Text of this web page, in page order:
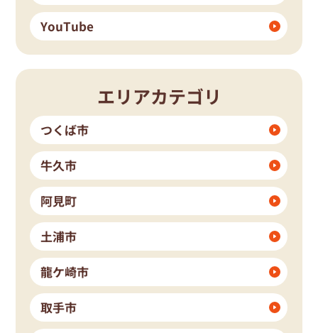
YouTube
エリアカテゴリ
つくば市
牛久市
阿見町
土浦市
龍ケ崎市
取手市